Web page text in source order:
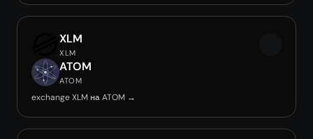
XLM
XLM
ATOM
ATOM
exchange XLM на ATOM →